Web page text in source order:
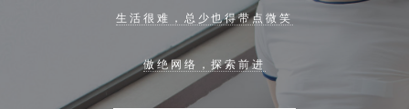
生活很难，总少也得带点微笑
傲绝网络，探索前进